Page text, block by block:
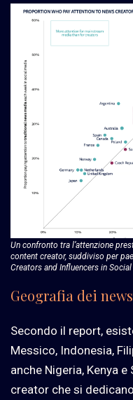
Un confronto tra l’attenzione
content creator, suddiviso per
Creators and Influencers in
Geografia dei
Secondo il report,
Messico, Indonesia,
anche Nigeria, Kenya
creator che si